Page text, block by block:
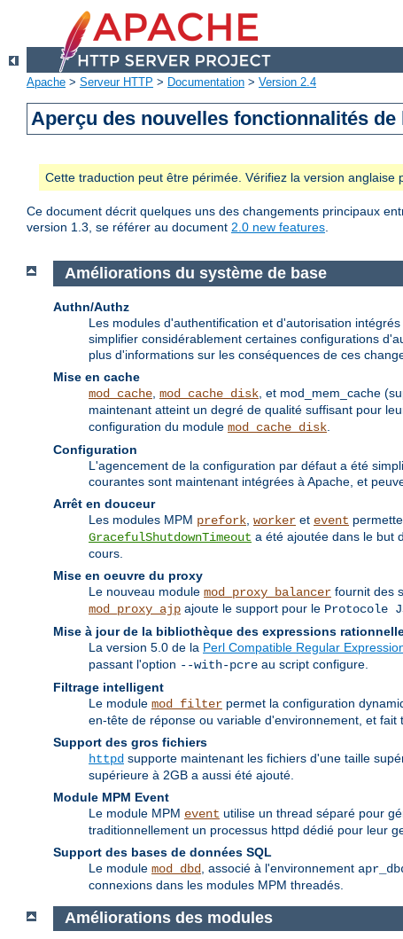
Apache > Serveur HTTP > Documentation > Version 2.4
Aperçu des nouvelles fonctionnalités
Cette traduction peut être périmée. Vérifiez la version anglaise
Ce document décrit quelques uns des changements principaux
version 1.3, se référer au document 2.0 new features.
Améliorations du système de base
Authn/Authz
Les modules d'authentification et d'autorisation
simplifier considérablement certaines configurations
plus d'informations sur les conséquences de ces
Mise en cache
mod_cache mod_cache_disk , et mod_mem_cache
maintenant atteint un degré de qualité suffisant pour
configuration du module mod_cache_disk
Configuration
L'agencement de la configuration par défaut a été
courantes sont maintenant intégrées à Apache, et
Arrêt en douceur
Les modules MPM prefork worker et event
GracefulShutdownTimeout a été ajoutée dans le but
cours.
Mise en oeuvre du proxy
Le nouveau module mod_proxy_balancer fournit des
mod_proxy_ajp ajoute le support pour le Protocole
Mise à jour de la bibliothèque des expressions
La version 5.0 de la Perl Compatible Regular
passant l'option --with-pcre au script configure.
Filtrage intelligent
Le module mod_filter permet la configuration
en-tête de réponse ou variable d'environnement, et
Support des gros fichiers
httpd supporte maintenant les fichiers d'une taille
supérieure à 2GB a aussi été ajouté.
Module MPM Event
Le module MPM event utilise un thread séparé pour
traditionnellement un processus httpd dédié pour leur
Support des bases de données SQL
Le module mod_dbd , associé à l'environnement
connexions dans les modules MPM threadés.
Améliorations des modules